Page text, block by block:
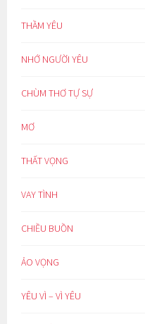
THẦM YÊU
NHỚ NGƯỜI YÊU
CHÙM THƠ TỰ SỰ
MƠ
THẤT VỌNG
VAY TÌNH
CHIỀU BUỒN
ẢO VỌNG
YÊU VÌ – VÌ YÊU